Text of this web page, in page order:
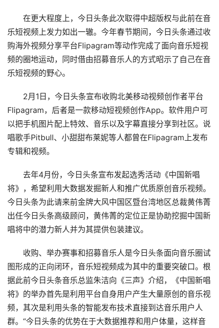
在更大程度上，今日头条此次取得中超版权与此前在音
乐短视频上发力如出一辙。今年春节期间，今日头条通过收
购海外视频分享平台Flipagram等动作完成了面向音乐短视
频的圈地运动，同时借由招募音乐人的方式昭示了自己在音
乐短视频的野心。
2月1日，今日头条宣布收购北美移动视频创作者平台
Flipagram，后者是一款移动短视频创作App。软件用户可
以把手机图片配上特效、音乐以及字幕直接分享到社区。说
唱歌手Pitbull、小甜甜布莱妮等人都曾在Flipagram上发布
专辑和视频。
去年4月份，今日头条宣布发起选秀活动《中国新唱
将》，希望利用大数据发掘新人和推广优质原创音乐视频。
今日头条为此请来前金牌大风中国区暨台湾地区总裁黄伟菁
出任今日头条高级顾问，黄伟菁的定位正是协助挖掘中国新
唱将中的潜力新人并为其提供包装建议。
收购、举办赛事和招募音乐人是今日头条面向音乐圈试
图形成的正向闭环，音乐短视频成为其中的重要突破口。根
据此前今日头条音乐总监朱洁向《三声》介绍，《中国新唱
将》的举办首先是利用平台自身用户产生大量原创的音乐视
频，其次是利用头条的智能发布技术直接到达音乐用户人
群。“今日头条的优势在于大数据推荐和用户体量，这样音